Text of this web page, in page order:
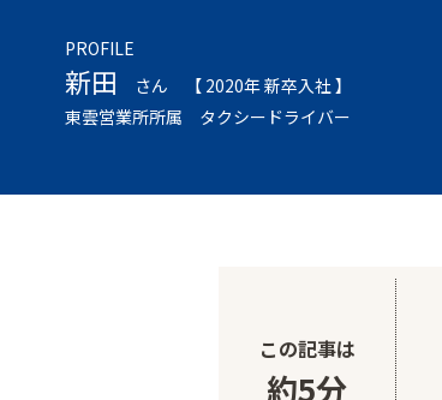
PROFILE
新田 さん
【 2020年 新卒入社 】
東雲営業所所属 タクシードライバー
この記事は
約5分